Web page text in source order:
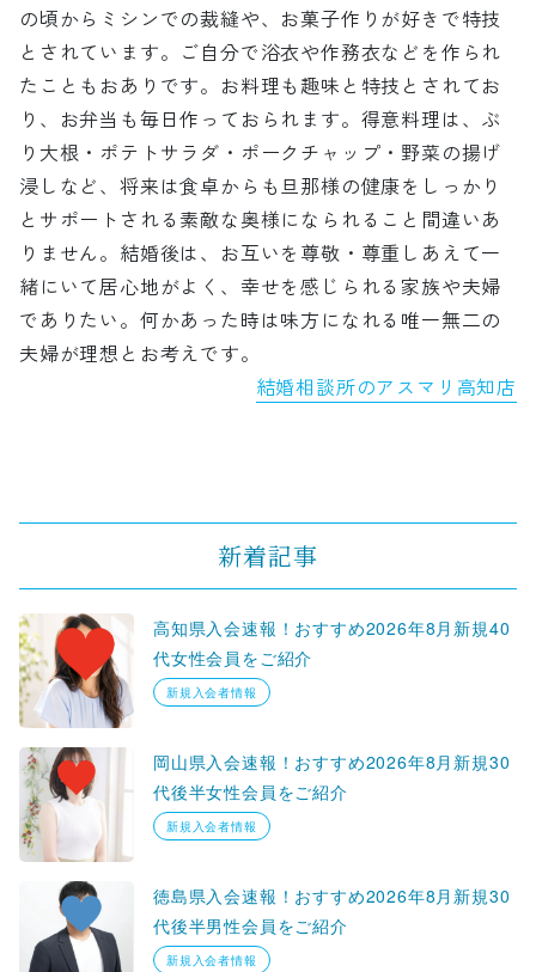
の頃からミシンでの裁縫や、お菓子作りが好きで特技
とされています。ご自分で浴衣や作務衣などを作られ
たこともおありです。お料理も趣味と特技とされてお
り、お弁当も毎日作っておられます。得意料理は、ぶ
り大根・ポテトサラダ・ポークチャップ・野菜の揚げ
浸しなど、将来は食卓からも旦那様の健康をしっかり
とサポートされる素敵な奥様になられること間違いあ
りません。結婚後は、お互いを尊敬・尊重しあえて一
緒にいて居心地がよく、幸せを感じられる家族や夫婦
でありたい。何かあった時は味方になれる唯一無二の
夫婦が理想とお考えです。
結婚相談所のアスマリ高知店
新着記事
高知県入会速報！おすすめ2026年8月新規40
代女性会員をご紹介
新規入会者情報
岡山県入会速報！おすすめ2026年8月新規30
代後半女性会員をご紹介
新規入会者情報
徳島県入会速報！おすすめ2026年8月新規30
代後半男性会員をご紹介
新規入会者情報